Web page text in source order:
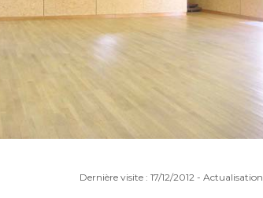
Dernière visite : 17/12/2012 -